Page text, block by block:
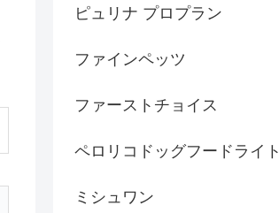
ピュリナ プロプラン
ファインペッツ
ファーストチョイス
ペロリコドッグフードライト
ミシュワン